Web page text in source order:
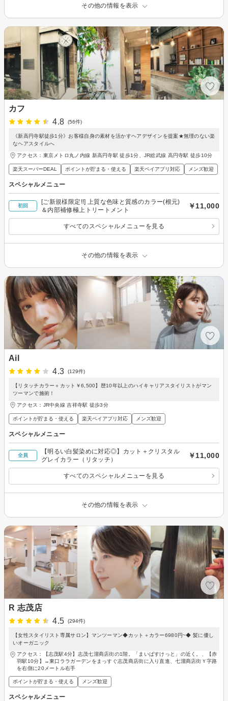
その他の情報を表示
カフ
4.8
(56件)
《新高円寺駅徒歩1分》お客様自身の素材を活かすヘアデザインを提案★無理のない楽
なヘアスタイルへ
アクセス：東京メトロ丸ノ内線 新高円寺駅 徒歩1分、JR総武線 高円寺駅 徒歩10分
楽天スーパーDEAL ポイントが貯まる・使える 楽天ペイアプリ対応 メンズ歓迎
スペシャルメニュー
初回
[ご新規様限定!!] 上質な色味と質感のカラー(根元)
＆内部補修極上トリートメント
￥11,000
すべてのスペシャルメニューを見る
その他の情報を表示
Ail
4.3
(129件)
【リタッチカラー＋カット￥6,500】歴10年以上のハイキャリアスタイリストがマン
ツーマンで施術！
アクセス：JR中央線 吉祥寺駅 徒歩3分
ポイントが貯まる・使える 楽天ペイアプリ対応 メンズ歓迎
スペシャルメニュー
全員
【明るい白髪染めに対応◎】カット＋クリスタル
グレイカラー（リタッチ）
￥11,000
すべてのスペシャルメニューを見る
その他の情報を表示
R 志茂店
4.5
(294件)
【女性スタイリスト専属サロン】マンツーマン◆カット＋カラー6980円~◆ 髪に優し
いオーガニック
アクセス：【志茂駅4分】志茂七溜商店街の1階。「まいばすけっと」の近く。、【赤
羽駅10分】→東口ララガーデンをまっすぐ志茂商店街に入り直進、七溜商店街Ｙ字路
を右側に20メートル右手
ポイントが貯まる・使える メンズ歓迎
スペシャルメニュー